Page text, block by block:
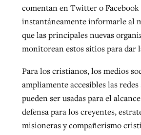
comentan en Twitter o Facebook
instantáneamente informarle al
que las principales nuevas
monitorean estos sitios para dar
Para los cristianos, los medios
ampliamente accesibles las redes
pueden ser usadas para el
defensa para los creyentes,
misioneras y compañerismo